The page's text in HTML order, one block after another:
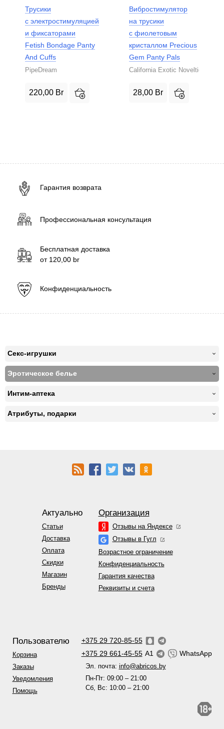
Трусики
с электростимуляцией
и фиксаторами
Fetish Bondage Panty
And Cuffs
PipeDream
220,00 Br
Вибростимулятор
на трусики
с фиолетовым
кристаллом Precious
Gem Panty Pals
California Exotic Novelties
28,00 Br
Гарантия возврата
Профессиональная консультация
Бесплатная доставка
от 120,00 br
Конфиденциальность
Секс-игрушки
Эротическое белье
Интим-аптека
Атрибуты, подарки
Актуально
Статьи
Доставка
Оплата
Скидки
Магазин
Бренды
Организация
Отзывы на Яндексе
Отзывы в Гугл
Возрастное ограничение
Конфиденциальность
Гарантия качества
Реквизиты и счета
Пользователю
Корзина
Заказы
Уведомления
Помощь
+375 29 720-85-55
+375 29 661-45-55 A1 WhatsApp
Эл. почта: info@abricos.by
Пн-Пт: 09:00 – 21:00
Сб, Вс: 10:00 – 21:00